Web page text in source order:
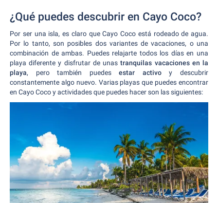
¿Qué puedes descubrir en Cayo Coco?
Por ser una isla, es claro que Cayo Coco está rodeado de agua.
Por lo tanto, son posibles dos variantes de vacaciones, o una
combinación de ambas. Puedes relajarte todos los días en una
playa diferente y disfrutar de unastranquilas vacaciones en la
playa, pero también puedesestar activoy descubrir
constantemente algo nuevo. Varias playas que puedes encontrar
en Cayo Coco y actividades que puedes hacer son las siguientes: